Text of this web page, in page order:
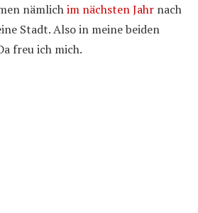
nämlichim nächsten Jahr nach
Stadt. Also in meine beiden
freu ich mich.